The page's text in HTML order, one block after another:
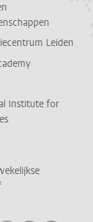
Leiden
Institute for